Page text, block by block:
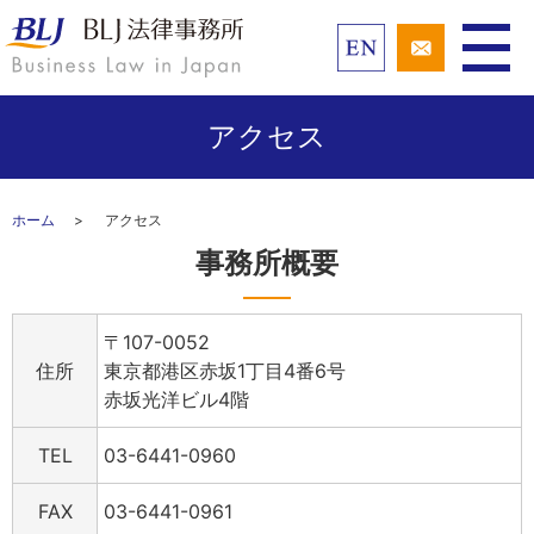
アクセス
ホーム アクセス
事務所概要
住所
〒107-0052
東京都港区赤坂1丁目4番6号
赤坂光洋ビル4階
TEL 03-6441-0960
FAX 03-6441-0961